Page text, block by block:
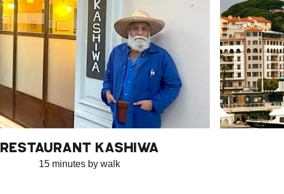
RESTAURANT KASHIWA
15 minutes by walk